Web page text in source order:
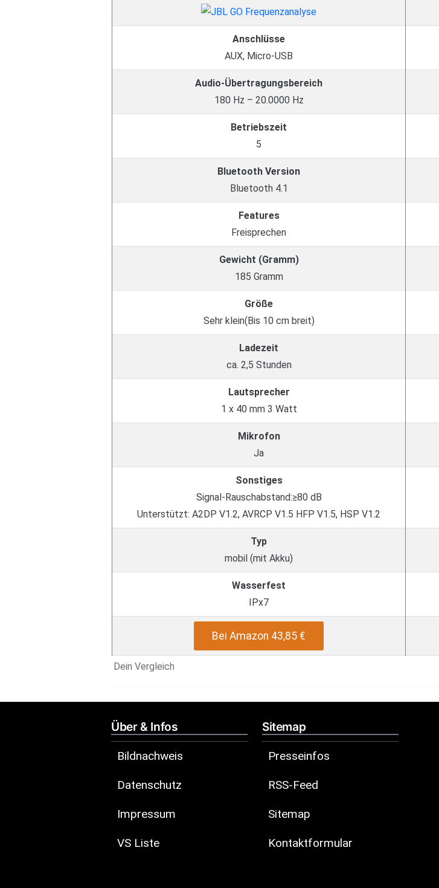
Dein Vergleich
Anschlüsse
AUX, Micro-USB
Audio-Übertragungsbereich
180 Hz – 20.0000 Hz
Betriebszeit
5
Bluetooth Version
Bluetooth 4.1
Features
Freisprechen
Gewicht (Gramm)
185 Gramm
Größe
Sehr klein(Bis 10 cm breit)
Ladezeit
ca. 2,5 Stunden
Lautsprecher
1 x 40 mm 3 Watt
Mikrofon
Ja
Sonstiges
Signal-Rauschabstand:≥80 dB
Unterstützt: A2DP V1.2, AVRCP V1.5 HFP V1.5, HSP V1.2
Typ
mobil (mit Akku)
Wasserfest
IPx7
Bei Amazon 43,85 €
Über & Infos
Bildnachweis
Datenschutz
Impressum
VS Liste
Sitemap
Presseinfos
RSS-Feed
Sitemap
Kontaktformular